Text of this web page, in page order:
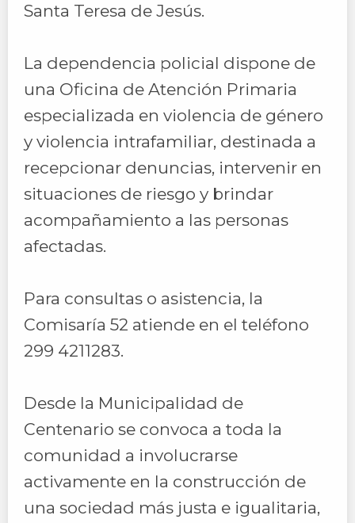
Santa Teresa de Jesús.
La dependencia policial dispone de
una Oficina de Atención Primaria
especializada en violencia de género
y violencia intrafamiliar, destinada a
recepcionar denuncias, intervenir en
situaciones de riesgo y brindar
acompañamiento a las personas
afectadas.
Para consultas o asistencia, la
Comisaría 52 atiende en el teléfono
299 4211283.
Desde la Municipalidad de
Centenario se convoca a toda la
comunidad a involucrarse
activamente en la construcción de
una sociedad más justa e igualitaria,